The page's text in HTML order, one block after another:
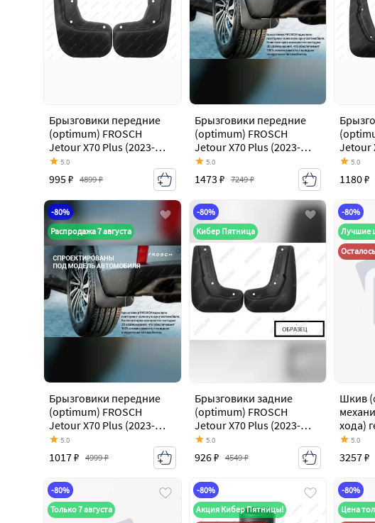
Брызговики передние
(optimum) FROSCH
Jetour X70 Plus (2023-
2026)
5.0
995 ₽ 4899 ₽
Брызговики передние
(optimum) FROSCH
Jetour X70 Plus (2023-
2026)
5.0
1473 ₽ 7249 ₽
Jetour
2026)
5.0
1180 ₽
-80%
Распродажа 7 августа
Брызговики передние
(optimum) FROSCH
Jetour X70 Plus (2023-
2026)
5.0
1017 ₽ 4999 ₽
-80%
Кибер Пятница
Брызговики задние
(optimum) FROSCH
Jetour X70 Plus (2023-
2026)
5.0
926 ₽ 4549 ₽
-80%
Лучшие
Шкив
хода)
5.0
3257 ₽
-80%
Только 7 августа
-80%
Акция Кибер Пятницы!
-80%
Цена